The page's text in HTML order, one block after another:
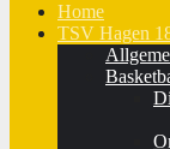
Home
TSV Hagen